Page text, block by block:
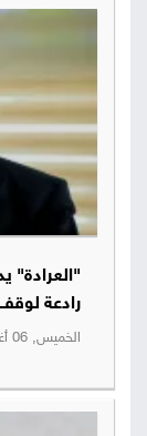
"العرادة"
رادعة
الخميس, 06 أغسطس, 2026